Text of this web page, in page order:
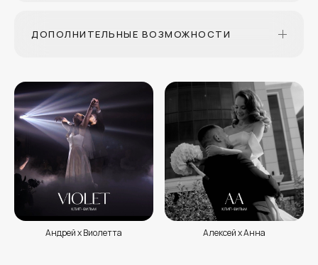
ДОПОЛНИТЕЛЬНЫЕ ВОЗМОЖНОСТИ
Андрей х Виолетта Алексей х Анна